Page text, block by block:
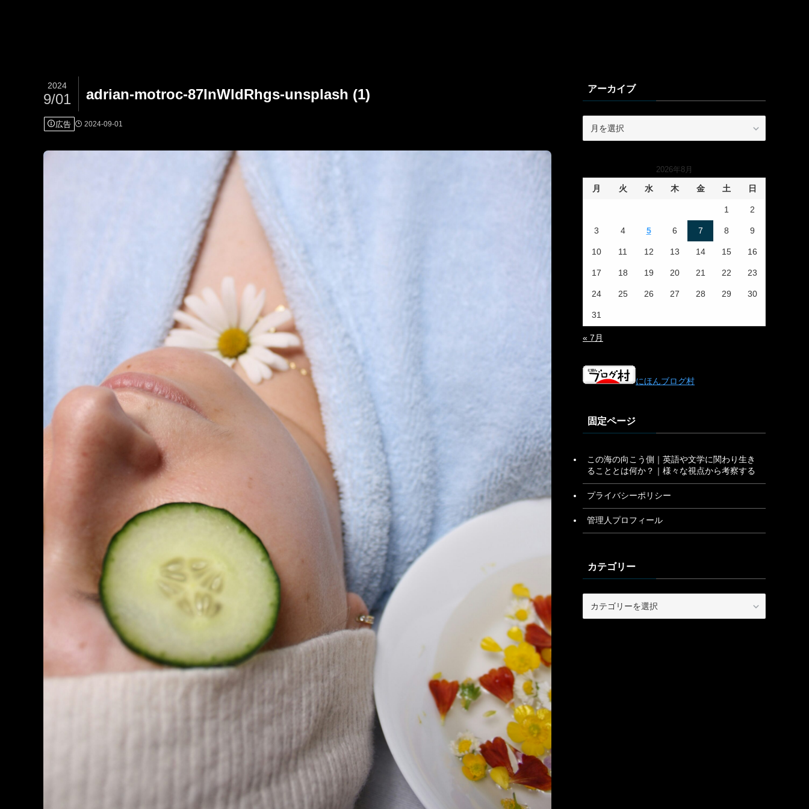
adrian-motroc-87InWldRhgs-unsplash (1)
2024
9/01
広告 2024-09-01
アーカイブ
2026年8月
月 火 水 木 金 土 日
1 2
3 4 5 6 7 8 9
10 11 12 13 14 15 16
17 18 19 20 21 22 23
24 25 26 27 28 29 30
31
« 7月
にほんブログ村
固定ページ
この海の向こう側｜英語や文学に関わり生き
ることとは何か？｜様々な視点から考察する
プライバシーポリシー
管理人プロフィール
カテゴリー